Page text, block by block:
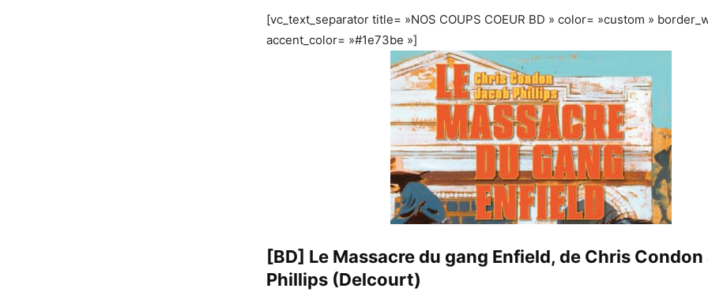
[vc_text_separator title= »NOS COUPS COEUR BD » color= »custom »
accent_color= »#1e73be »]
[BD] Le Massacre du gang Enfield, de Chris Condon
Phillips (Delcourt)